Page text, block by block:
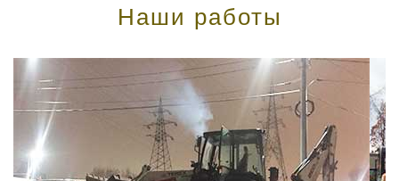
Наши работы